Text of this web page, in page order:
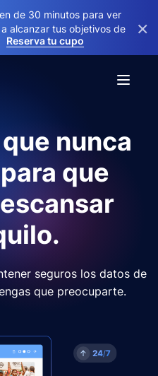
de 30 minutos para ver
alcanzar tus objetivos de
Reserva tu cupo
×
nunca
que
seguros los datos de
que preocuparte.